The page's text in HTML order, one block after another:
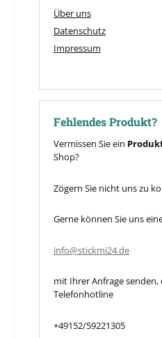
Über uns
Datenschutz
Impressum
Fehlendes Produkt?
Vermissen Sie ein
Shop?
Zögern Sie nicht uns zu
Gerne können Sie uns
info@stickmi24.de
mit Ihrer Anfrage
Telefonhotline
+49152/59221305